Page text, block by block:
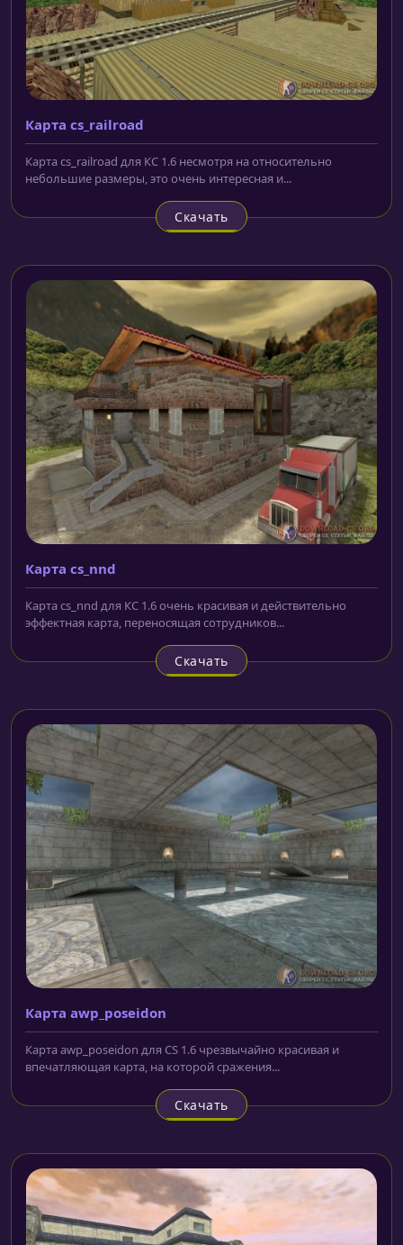
Карта cs_railroad
Карта cs_railroad для КС 1.6 несмотря на относительно
небольшие размеры, это очень интересная и...
Скачать
Карта cs_nnd
Карта cs_nnd для КС 1.6 очень красивая и действительно
эффектная карта, переносящая сотрудников...
Скачать
Карта awp_poseidon
Карта awp_poseidon для CS 1.6 чрезвычайно красивая и
впечатляющая карта, на которой сражения...
Скачать